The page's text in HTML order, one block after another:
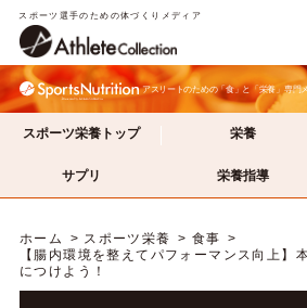
スポーツ選手のための体づくりメディア
アスリートのための「食」と「栄養」専門
スポーツ栄養トップ 栄養
サプリ 栄養指導
ホーム スポーツ栄養
食事
【腸内環境を整えてパフォーマンス向上】
につけよう！